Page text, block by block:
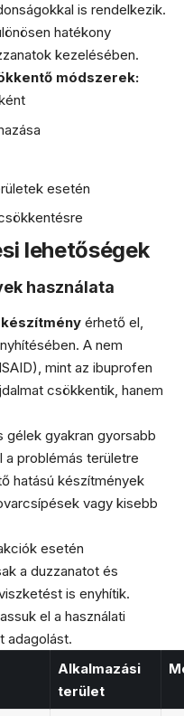
is rendelkezik.
hatékony
kezelésében.
módszerek:
esetén
lehetőségek
használata
érhető el,
A nem
mint az ibuprofen
csökkentik, hanem
gélek gyakran gyorsabb
a problémás területre
hatású készítmények
vagy kisebb
esetén
a duzzanatot és
is enyhítik.
el a használati
adagolást.
Alkalmazási
terület